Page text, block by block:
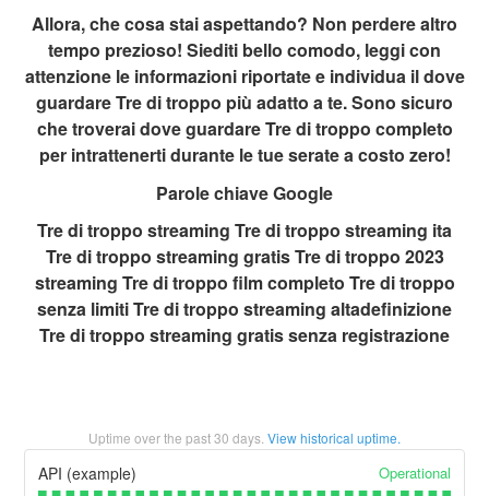
Allora, che cosa stai aspettando? Non perdere altro
tempo prezioso! Siediti bello comodo, leggi con
attenzione le informazioni riportate e individua il dove
guardare Tre di troppo più adatto a te. Sono sicuro
che troverai dove guardare Tre di troppo completo
per intrattenerti durante le tue serate a costo zero!
Parole chiave Google
Tre di troppo streaming Tre di troppo streaming ita
Tre di troppo streaming gratis Tre di troppo 2023
streaming Tre di troppo film completo Tre di troppo
senza limiti Tre di troppo streaming altadefinizione
Tre di troppo streaming gratis senza registrazione
Uptime over the past30 days. View historical uptime.
API (example) Operational